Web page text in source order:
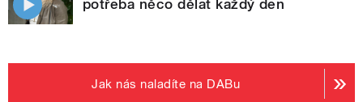
potřeba něco dělat každý den
Jak nás naladíte na DABu